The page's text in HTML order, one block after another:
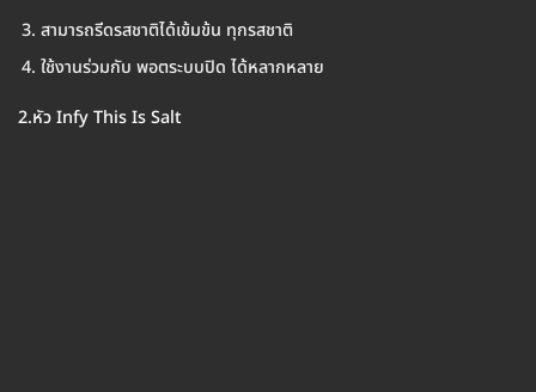
สามารถรีดรสชาติได้เข้มข้น ทุกรสชาติ
ใช้งานร่วมกับ พอตระบบปิด ได้หลากหลาย
2.หัว Infy This Is Salt